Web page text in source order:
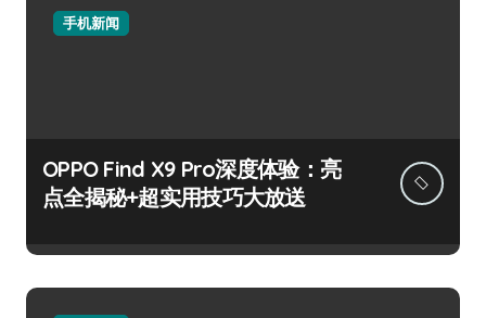
手机新闻
OPPO Find X9 Pro深度体验：亮
点全揭秘+超实用技巧大放送